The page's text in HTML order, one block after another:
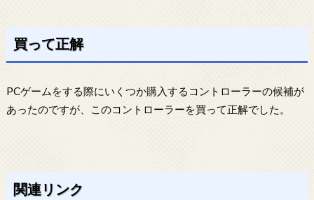
買って正解
PCゲームをする際にいくつか購入するコントローラーの候補が
あったのですが、このコントローラーを買って正解でした。
関連リンク